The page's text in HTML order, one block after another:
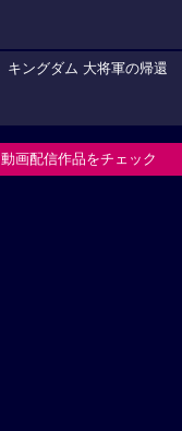
キングダム 大将軍の帰還
動画配信作品をチェック